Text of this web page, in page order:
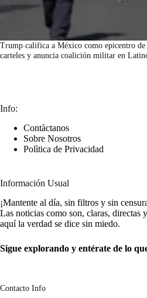
Trump califica a México como epicentro
carteles y anuncia coalición militar en
Info:
Contàctanos
Sobre Nosotros
Polìtica de Privacidad
Información Usual
¡Mantente al día, sin filtros y sin
Las noticias como son, claras, directas
aquí la verdad se dice sin miedo.
Sigue explorando y entérate de lo
Contacto Info